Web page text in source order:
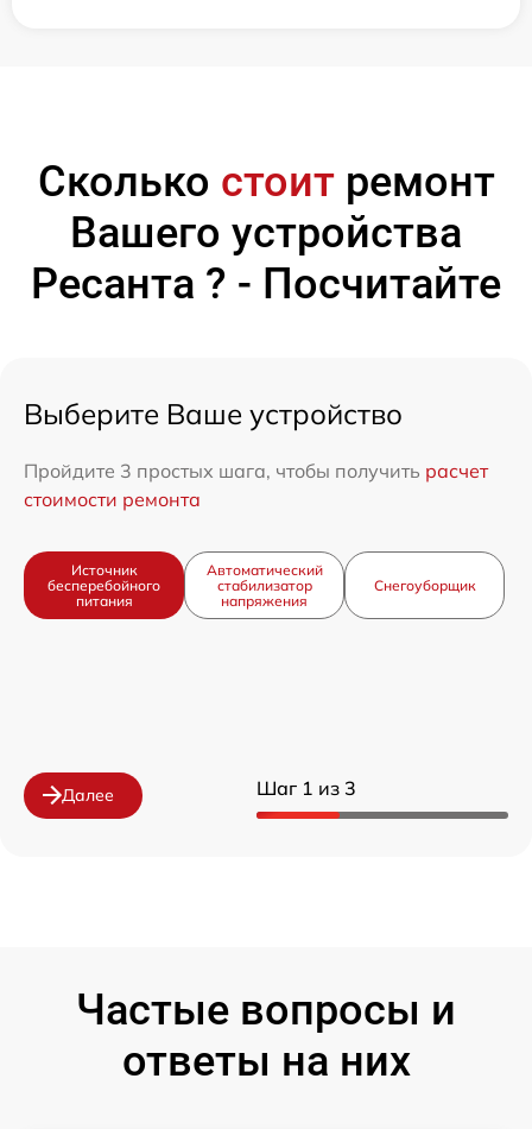
Сколько стоитремонт
Вашего устройства
Ресанта ? - Посчитайте
Шаг 1 из 3
Выберите Ваше устройство
Пройдите 3 простых шага, чтобы получить расчет
стоимости ремонта
Источник
бесперебойного
питания
Автоматический
стабилизатор
напряжения
Снегоуборщик
Далее
Частые вопросы и
ответы на них